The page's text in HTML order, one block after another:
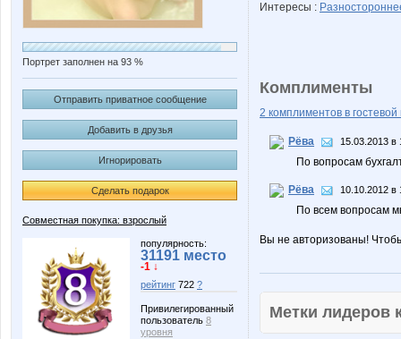
Портрет заполнен на 93 %
Отправить приватное сообщение
Добавить в друзья
Игнорировать
Сделать подарок
Совместная покупка: взрослый
популярность:
31191 место
-1 ↓
рейтинг 722 ?
Привилегированный
пользователь 8
уровня
Интересы :
Комплименты
2 комплиментов в гостевой
Рёва 15.03.2013 в
По вопросам
Рёва 10.10.2012 в
По всем вопросам
Вы не авторизованы!
Метки